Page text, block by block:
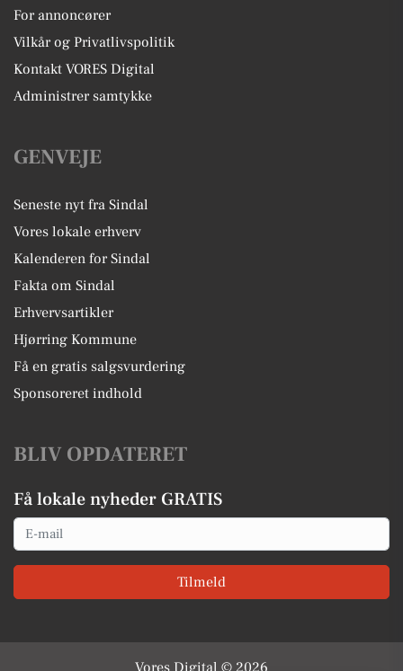
For annoncører
Vilkår og Privatlivspolitik
Kontakt VORES Digital
Administrer samtykke
GENVEJE
Seneste nyt fra Sindal
Vores lokale erhverv
Kalenderen for Sindal
Fakta om Sindal
Erhvervsartikler
Hjørring Kommune
Få en gratis salgsvurdering
Sponsoreret indhold
BLIV OPDATERET
Få lokale nyheder GRATIS
Email
Tilmeld
Vores Digital © 2026